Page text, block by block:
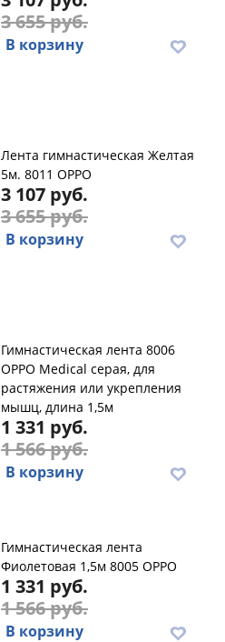
3 655 руб.
В корзину
Лента гимнастическая Желтая
5м. 8011 OPPO
3 107 руб.
3 655 руб.
В корзину
Гимнастическая лента 8006
OPPO Medical серая, для
растяжения или укрепления
мышц, длина 1,5м
1 331 руб.
1 566 руб.
В корзину
Гимнастическая лента
Фиолетовая 1,5м 8005 OPPO
1 331 руб.
1 566 руб.
В корзину